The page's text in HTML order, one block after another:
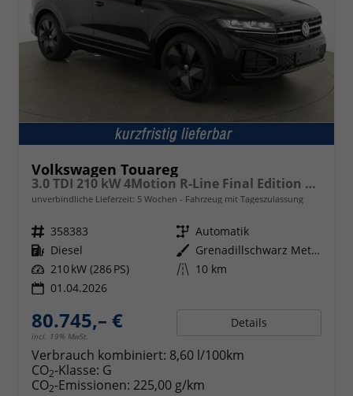
Volkswagen Touareg
3.0 TDI 210 kW 4Motion R-Line Final Edition V6 Black Edition, HuD, Luft, Standheizung, Pano, Dynaudio, Leder, AHK, Navi, Side, Winter, 5 J.-Garantie
unverbindliche Lieferzeit: 5 Wochen Fahrzeug mit Tageszulassung
Fahrzeugnr. 358383 Getriebe Automatik
Kraftstoff Diesel Außenfarbe
Grenadillschwarz Metallic
Leistung 210 kW (286 PS) Kilometerstand 10 km
01.04.2026
80.745,– €
incl. 19% MwSt.
Details
Verbrauch kombiniert: 8,60 l/100km
CO2-Klasse: G
CO2-Emissionen: 225,00 g/km